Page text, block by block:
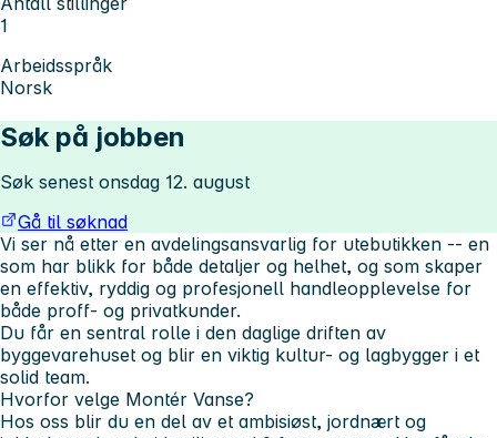
1
Arbeidsspråk
Norsk
Søk på jobben
Søk senest onsdag 12. august
Gå til søknad
Vi ser nå etter en avdelingsansvarlig for utebutikken -- en
som har blikk for både detaljer og helhet, og som skaper
en effektiv, ryddig og profesjonell handleopplevelse for
både proff- og privatkunder.
Du får en sentral rolle i den daglige driften av
byggevarehuset og blir en viktig kultur- og lagbygger i et
solid team.
Hvorfor velge Montér Vanse?
Hos oss blir du en del av et ambisiøst, jordnært og